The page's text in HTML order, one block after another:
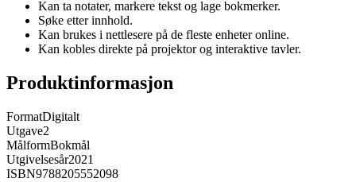
Kan ta notater, markere tekst og lage bokmerker.
Søke etter innhold.
Kan brukes i nettlesere på de fleste enheter online.
Kan kobles direkte på projektor og interaktive tavler.
Produktinformasjon
FormatDigitalt
Utgave2
MålformBokmål
Utgivelsesår2021
ISBN9788205552098